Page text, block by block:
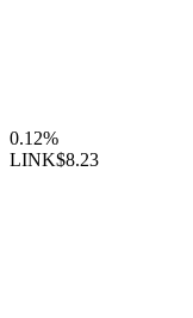
0.12%
LINK$8.23